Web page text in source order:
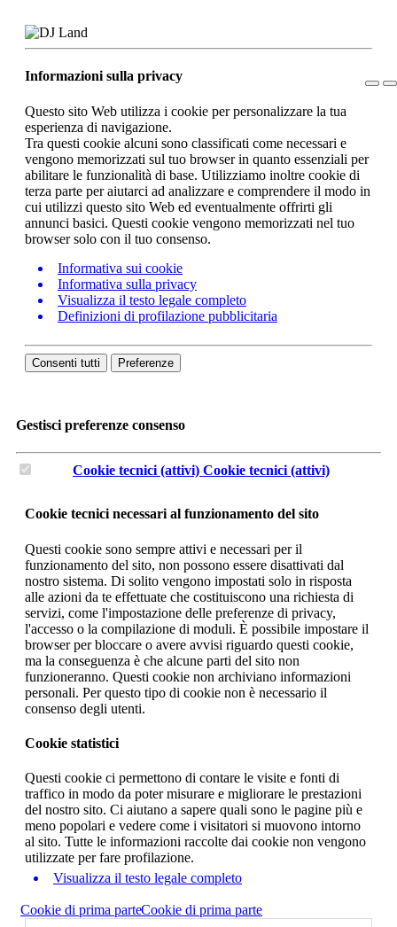
Informazioni sulla privacy
Questo sito Web utilizza i cookie per personalizzare la tua
esperienza di navigazione.
Tra questi cookie alcuni sono classificati come necessari e
vengono memorizzati sul tuo browser in quanto essenziali per
abilitare le funzionalità di base. Utilizziamo inoltre cookie di
terza parte per aiutarci ad analizzare e comprendere il modo in
cui utilizzi questo sito Web ed eventualmente offrirti gli
annunci basici. Questi cookie vengono memorizzati nel tuo
browser solo con il tuo consenso.
Informativa sui cookie
Informativa sulla privacy
Visualizza il testo legale completo
Definizioni di profilazione pubblicitaria
Consenti tutti Preferenze
Gestisci preferenze consenso
Cookie tecnici (attivi) Cookie tecnici (attivi)
Cookie tecnici necessari al funzionamento del sito
Questi cookie sono sempre attivi e necessari per il
funzionamento del sito, non possono essere disattivati dal
nostro sistema. Di solito vengono impostati solo in risposta
alle azioni da te effettuate che costituiscono una richiesta di
servizi, come l'impostazione delle preferenze di privacy,
l'accesso o la compilazione di moduli. È possibile impostare il
browser per bloccare o avere avvisi riguardo questi cookie,
ma la conseguenza è che alcune parti del sito non
funzioneranno. Questi cookie non archiviano informazioni
personali. Per questo tipo di cookie non è necessario il
consenso degli utenti.
Cookie statistici
Questi cookie ci permettono di contare le visite e fonti di
traffico in modo da poter misurare e migliorare le prestazioni
del nostro sito. Ci aiutano a sapere quali sono le pagine più e
meno popolari e vedere come i visitatori si muovono intorno
al sito. Tutte le informazioni raccolte dai cookie non vengono
utilizzate per fare profilazione.
Visualizza il testo legale completo
Cookie di prima parteCookie di prima parte